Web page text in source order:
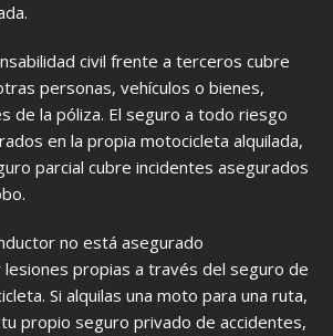
civil frente a terceros cubre
personas, vehículos o bienes,
de la póliza. El seguro a todo riesgo
en la propia motocicleta alquilada,
parcial cubre incidentes asegurados
no está asegurado
propias a través del seguro de
Si alquilas una moto para una ruta,
propio seguro privado de accidentes,